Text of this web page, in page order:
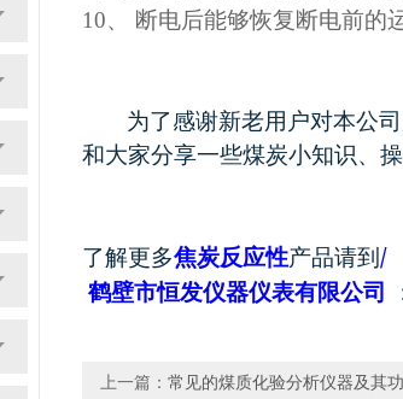
10、 断电后能够恢复断电前的
为了感谢新老用户对本公
和大家分享一些煤炭小知识、
了解更多焦炭反应性产品请到 /
鹤壁市恒发仪器仪表有限公司
上一篇： 常见的煤质化验分析仪器及其